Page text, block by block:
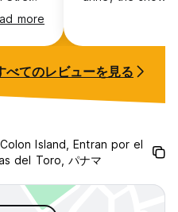
her
we
more
sheet as my
handed me one
removed the
states it’s Air
would have
べてのレビューを見る
Island, Entran por el
del Toro, パナマ